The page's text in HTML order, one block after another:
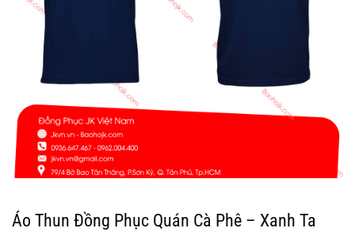
Áo Thun Đồng Phục Quán Cà Phê – Xanh Ta